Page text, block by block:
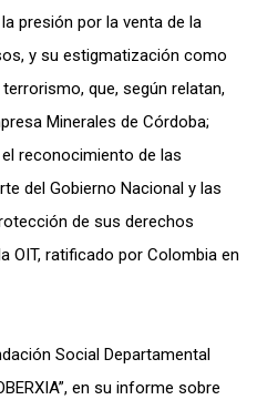
presión por la venta de la
y su estigmatización como
que, según relatan,
Minerales de Córdoba;
reconocimiento de las
del Gobierno Nacional y las
de sus derechos
OIT, ratificado por Colombia en
Social Departamental
en su informe sobre